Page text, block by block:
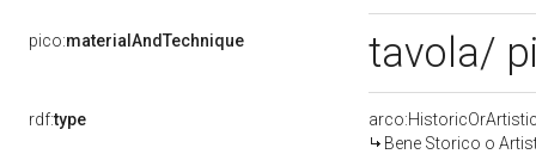
pico:materialAndTechnique tavola/
rdf:type
Bene Storico o